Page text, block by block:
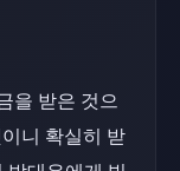
을 받은 것으
니 확실히 받